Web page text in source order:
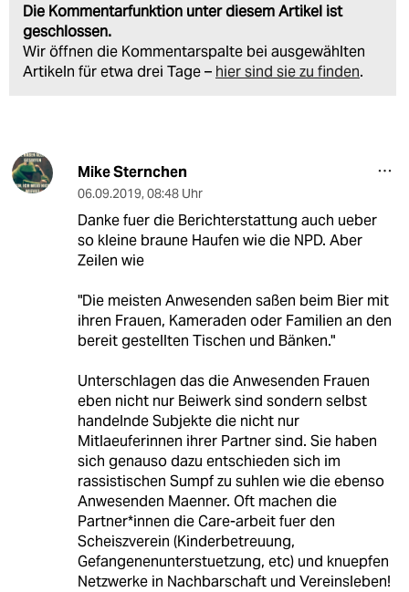
Die Kommentarfunktion unter diesem Artikel ist
geschlossen.
Wir öffnen die Kommentarspalte bei ausgewählten
Artikeln für etwa drei Tage – hier sind sie zu finden.
Mike Sternchen
06.09.2019, 08:48 Uhr
Danke fuer die Berichterstattung auch ueber
so kleine braune Haufen wie die NPD. Aber
Zeilen wie
"Die meisten Anwesenden saßen beim Bier mit
ihren Frauen, Kameraden oder Familien an den
bereit gestellten Tischen und Bänken."
Unterschlagen das die Anwesenden Frauen
eben nicht nur Beiwerk sind sondern selbst
handelnde Subjekte die nicht nur
Mitlaeuferinnen ihrer Partner sind. Sie haben
sich genauso dazu entschieden sich im
rassistischen Sumpf zu suhlen wie die ebenso
Anwesenden Maenner. Oft machen die
Partner*innen die Care-arbeit fuer den
Scheiszverein (Kinderbetreuung,
Gefangenenunterstuetzung, etc) und knuepfen
Netzwerke in Nachbarschaft und Vereinsleben!